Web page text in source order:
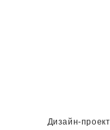
Дизайн-